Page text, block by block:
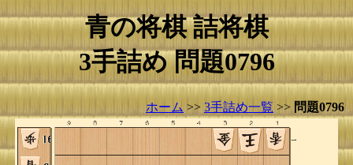
青の将棋 詰将棋
3手詰め 問題0796
ホーム >> 3手詰め一覧 >> 問題0796